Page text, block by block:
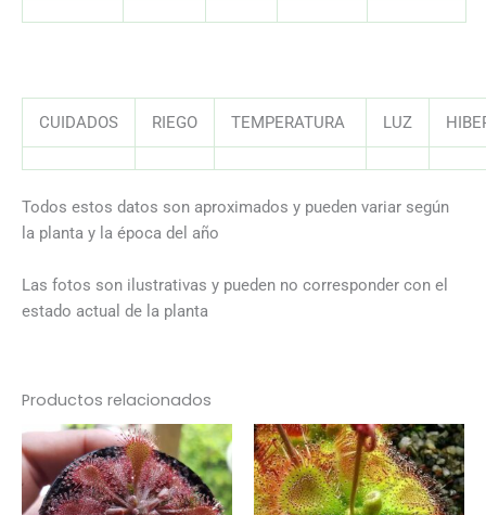
CUIDADOS RIEGO TEMPERATURA LUZ
Todos estos datos son aproximados y pueden variar según
la planta y la época del año
Las fotos son ilustrativas y pueden no corresponder con el
estado actual de la planta
Productos relacionados